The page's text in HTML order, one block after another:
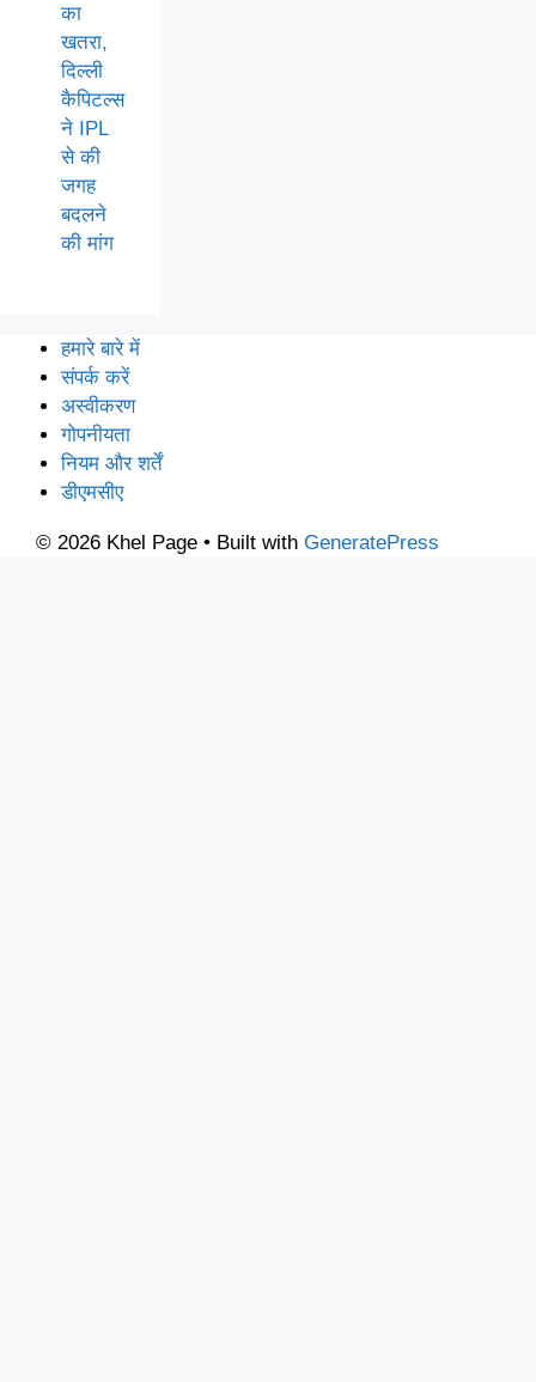
का
खतरा,
दिल्ली
कैपिटल्स
ने IPL
से की
जगह
बदलने
की मांग
हमारे बारे में
संपर्क करें
अस्वीकरण
गोपनीयता
नियम और शर्तें
डीएमसीए
© 2026 Khel Page • Built with GeneratePress